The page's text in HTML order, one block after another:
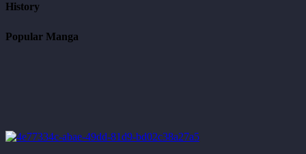
History
Popular Manga